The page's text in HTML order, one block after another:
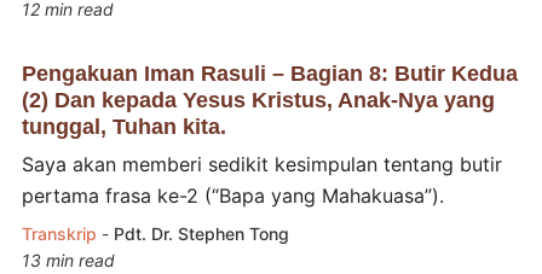
12 min read
Pengakuan Iman Rasuli – Bagian 8: Butir Kedua
(2) Dan kepada Yesus Kristus, Anak-Nya yang
tunggal, Tuhan kita.
Saya akan memberi sedikit kesimpulan tentang butir
pertama frasa ke-2 (“Bapa yang Mahakuasa”).
Transkrip - Pdt. Dr. Stephen Tong
13 min read